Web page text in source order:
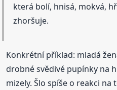
která bolí, hnisá, mokvá,
zhoršuje.
Konkrétní příklad: mladá
drobné svědivé pupínky na
mizely. Šlo spíše o reakci